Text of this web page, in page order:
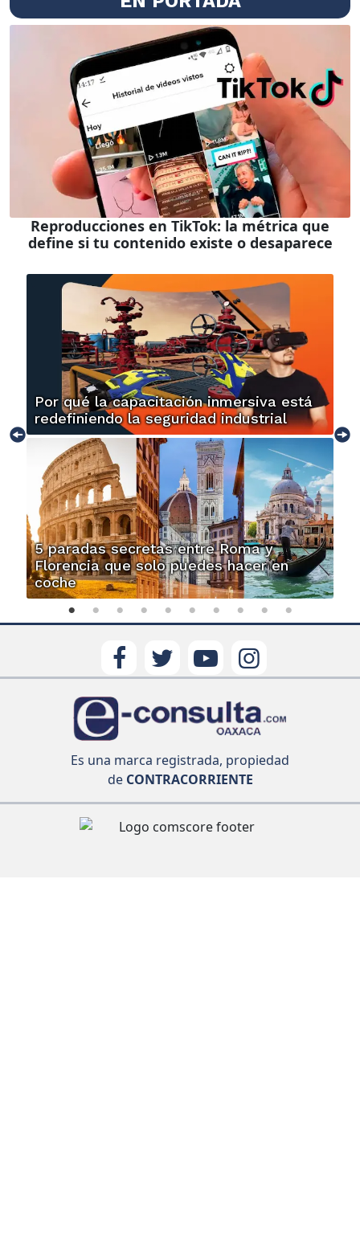
Reproducciones en TikTok: la métrica que
define si tu contenido existe o desaparece
Por qué la capacitación inmersiva está
redefiniendo la seguridad industrial
5 paradas secretas entre Roma y
Florencia que solo puedes hacer en
coche
Es una marca registrada, propiedad
deCONTRACORRIENTE